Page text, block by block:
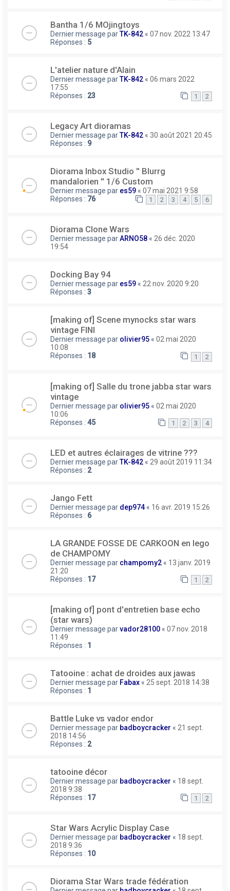
Bantha 1/6 MOjingtoys
Dernier message parTK-842 « 07 nov. 2022 13:47
Réponses : 5
L'atelier nature d'Alain
Dernier message parTK-842 « 06 mars 2022
17:55
Réponses : 23 1 2
Legacy Art dioramas
Dernier message parTK-842 « 30 août 2021 20:45
Réponses : 9
Diorama Inbox Studio ′′ Blurrg
mandalorien ′′ 1/6 Custom
Dernier message par es59 « 07 mai 2021 9:58
Réponses : 76 1 2 3 4 5 6
Diorama Clone Wars
Dernier message parARNO58 « 26 déc. 2020
19:54
Docking Bay 94
Dernier message par es59 « 22 nov. 2020 9:20
Réponses : 3
[making of] Scene mynocks star wars
vintage FINI
Dernier message par olivier95 « 02 mai 2020
10:08
Réponses : 18 1 2
[making of] Salle du trone jabba star wars
vintage
Dernier message par olivier95 « 02 mai 2020
10:06
Réponses : 45 1 2 3 4
LED et autres éclairages de vitrine ???
Dernier message parTK-842 « 29 août 2019 11:34
Réponses : 2
Jango Fett
Dernier message par dep974 « 16 avr. 2019 15:26
Réponses : 6
LA GRANDE FOSSE DE CARKOON en lego
de CHAMPOMY
Dernier message par champomy2 « 13 janv. 2019
21:20
Réponses : 17 1 2
[making of] pont d'entretien base echo
(star wars)
Dernier message parvador28100 « 07 nov. 2018
11:49
Réponses : 1
Tatooine : achat de droides aux jawas
Dernier message par Fabax « 25 sept. 2018 14:38
Réponses : 1
Battle Luke vs vador endor
Dernier message par badboycracker « 21 sept.
2018 14:56
Réponses : 2
tatooine décor
Dernier message par badboycracker « 18 sept.
2018 9:38
Réponses : 17 1 2
Star Wars Acrylic Display Case
Dernier message par badboycracker « 18 sept.
2018 9:36
Réponses : 10
Diorama Star Wars trade fédération